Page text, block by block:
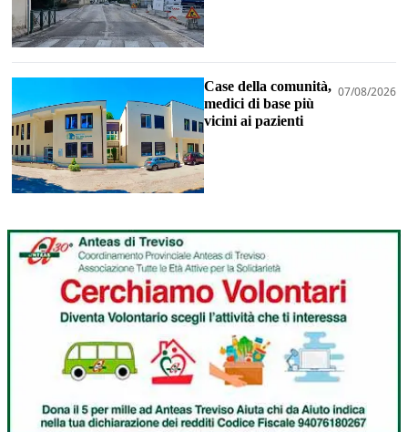
Case della comunità,
medici di base più
vicini ai pazienti
07/08/2026